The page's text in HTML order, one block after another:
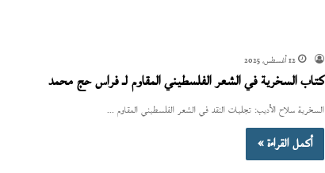
12 أغسطس، 2025
كتاب السخرية في الشعر الفلسطيني المقاوم لـ فراس حج محمد
السخرية سلاح الأديب: تجليات النقد في الشعر الفلسطيني المقاوم ...
أكمل القراءة »